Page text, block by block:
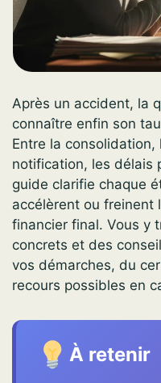
Après un accident, la
connaître enfin son
Entre la consolidation,
notification, les délais
guide clarifie chaque
accélèrent ou freinent
financier final. Vous y
concrets et des
vos démarches, du
recours possibles en
À retenir